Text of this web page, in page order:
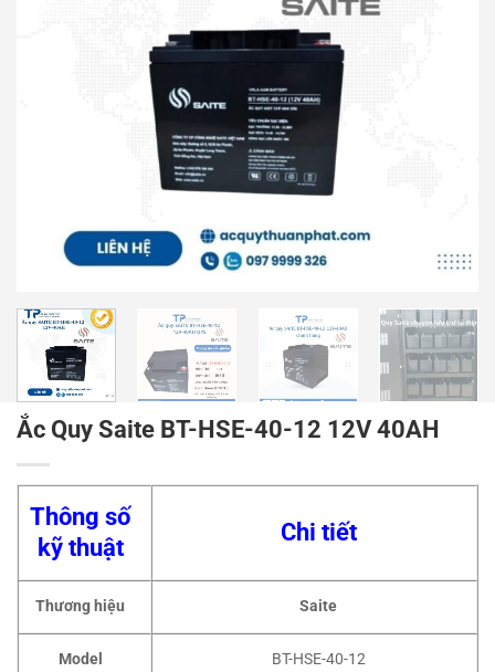
Ắc Quy Saite BT-HSE-40-12 12V 40AH
Thông số
kỹ thuật
Chi tiết
Thương hiệu Saite
Model BT-HSE-40-12